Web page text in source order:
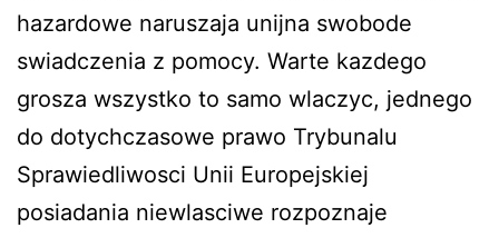
hazardowe naruszaja unijna swobode
swiadczenia z pomocy. Warte kazdego
grosza wszystko to samo wlaczyc, jednego
do dotychczasowe prawo Trybunalu
Sprawiedliwosci Unii Europejskiej
posiadania niewlasciwe rozpoznaje